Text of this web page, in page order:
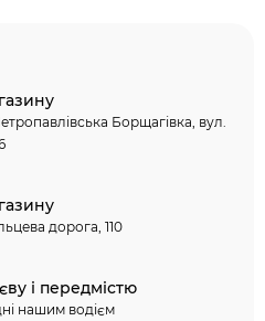
Борщагівка, вул.
дорога, 110
і передмістю
нашим водієм